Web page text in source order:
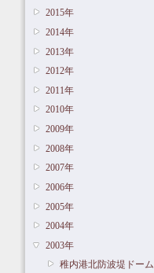
2015年
2014年
2013年
2012年
2011年
2010年
2009年
2008年
2007年
2006年
2005年
2004年
2003年
稚内港北防波堤ドーム